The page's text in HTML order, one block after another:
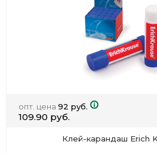
опт. цена 92 руб.
109.90 руб.
Клей-карандаш Erich